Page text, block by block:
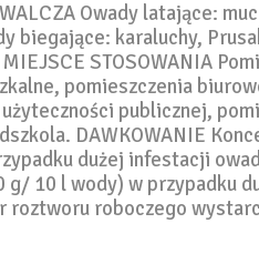
Owady latające:
biegające: karaluchy,
STOSOWANIA
pomieszczenia
publicznej,
DAWKOWANIE
dużej infestacji
g/ 10 l wody) w przypadku
roztworu roboczego